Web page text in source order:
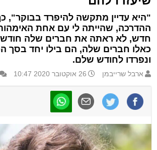
"היא עדיין מתקשה להיפרד בבוקר",
ההדרכה, שהייתה לי עם אחת
חדש, לא ראתה את חברים שלה
כאלו חברים שלה, הם בילו יחד בסך
ונפרדו לחודש שלם.
ארבל שרייבמן 26 אוקטובר 2020 10:47